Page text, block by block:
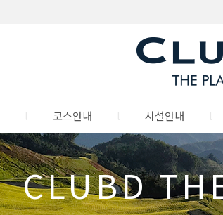
코스안내 시설안내
CLUBD